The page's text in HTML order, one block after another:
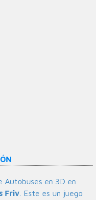
Autobuses en 3D en
Friv . Este es un juego